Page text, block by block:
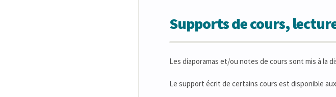
Supports de cours,
Les diaporamas et/ou notes de cours sont mis à la
Le support écrit de certains cours est disponible